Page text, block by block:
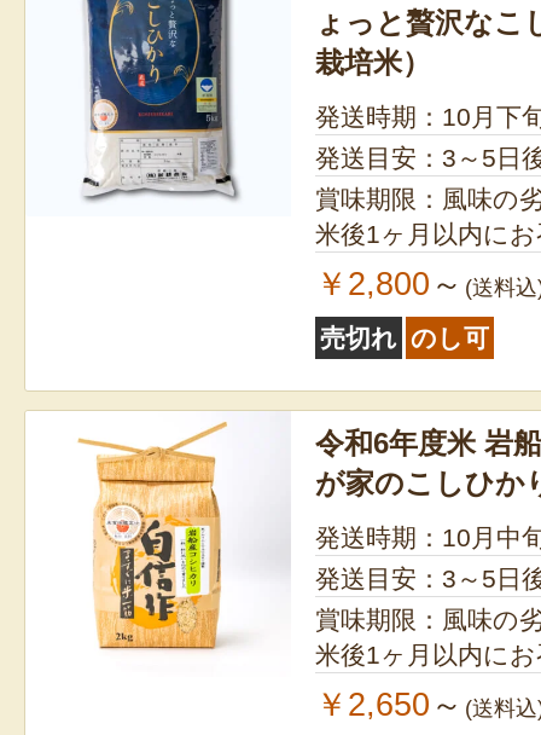
ょっと贅沢なこ
栽培米）
発送時期：10月下
発送目安：3～5日
賞味期限：風味の
米後1ヶ月以内に
￥2,800 ～ (送料
売切れ のし可
令和6年度米 岩
が家のこしひか
発送時期：10月中
発送目安：3～5日
賞味期限：風味の
米後1ヶ月以内に
￥2,650 ～ (送料